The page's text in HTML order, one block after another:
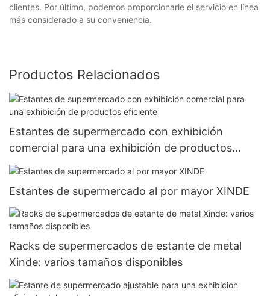
clientes. Por último, podemos proporcionarle el servicio en línea
más considerado a su conveniencia.
Productos Relacionados
Estantes de supermercado con exhibición
comercial para una exhibición de productos
eficiente
Estantes de supermercado al por mayor XINDE
Racks de supermercados de estante de metal
Xinde: varios tamaños disponibles